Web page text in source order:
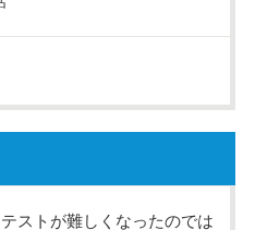
ストが難しくなったのでは